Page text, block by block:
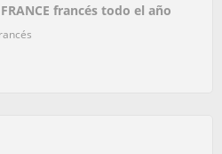
francés todo el año